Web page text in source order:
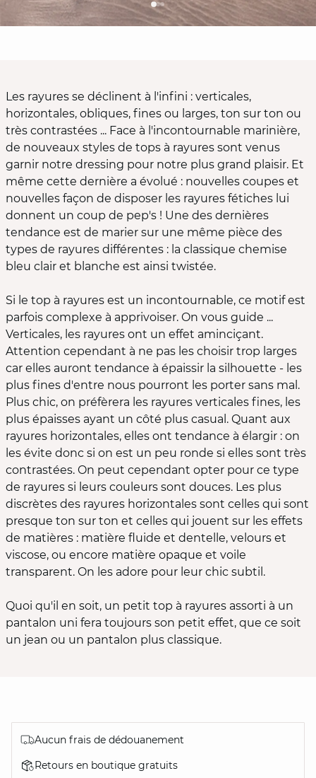
Les rayures se déclinent à l'infini : verticales,
horizontales, obliques, fines ou larges, ton sur ton ou
très contrastées ... Face à l'incontournable marinière,
de nouveaux styles de tops à rayures sont venus
garnir notre dressing pour notre plus grand plaisir. Et
même cette dernière a évolué : nouvelles coupes et
nouvelles façon de disposer les rayures fétiches lui
donnent un coup de pep's ! Une des dernières
tendance est de marier sur une même pièce des
types de rayures différentes : la classique chemise
bleu clair et blanche est ainsi twistée.
Si le top à rayures est un incontournable, ce motif est
parfois complexe à apprivoiser. On vous guide ...
Verticales, les rayures ont un effet aminciçant.
Attention cependant à ne pas les choisir trop larges
car elles auront tendance à épaissir la silhouette - les
plus fines d'entre nous pourront les porter sans mal.
Plus chic, on préfèrera les rayures verticales fines, les
plus épaisses ayant un côté plus casual. Quant aux
rayures horizontales, elles ont tendance à élargir : on
les évite donc si on est un peu ronde si elles sont très
contrastées. On peut cependant opter pour ce type
de rayures si leurs couleurs sont douces. Les plus
discrètes des rayures horizontales sont celles qui sont
presque ton sur ton et celles qui jouent sur les effets
de matières : matière fluide et dentelle, velours et
viscose, ou encore matière opaque et voile
transparent. On les adore pour leur chic subtil.
Quoi qu'il en soit, un petit top à rayures assorti à un
pantalon uni fera toujours son petit effet, que ce soit
un jean ou un pantalon plus classique.
Aucun frais de dédouanement
Retours en boutique gratuits